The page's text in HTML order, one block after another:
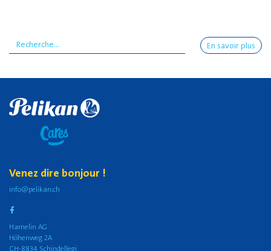
En savoir plus
Venez dire bonjour !
info@pelikan.ch
Hamelin AG
Höhenweg 2A
CH-8834 Schindellegi